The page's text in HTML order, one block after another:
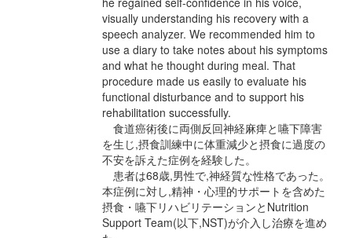
visually understanding his recovery with a
speech analyzer. We recommended him to
use a diary to take notes about his symptoms
and what he thought during meal. That
procedure made us easily to evaluate his
functional disturbance and to support his
rehabilitation successfully.
食道癌術後に両側反回神経麻痺と嚥下障害
を生じ,摂食訓練中に体重減少と摂食に過度の
不安を訴えた症例を経験した。
患者は68歳,男性で,神経質な性格であった。
本症例に対し,精神・心理的サポートを含めた
摂食・嚥下リハビリテーションとNutrition
Support Team(以下,NST)が介入し治療を進め